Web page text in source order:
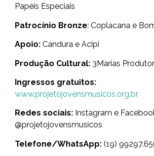
Papéis Especiais
Patrocínio Bronze: Coplacana e
Apoio: Candura e Acipi
Produção Cultural: 3Marias
Ingressos gratuitos:
www.projetojovensmusicos.org.br
Redes sociais: Instagram e
@projetojovensmusicos
Telefone/WhatsApp: (19)